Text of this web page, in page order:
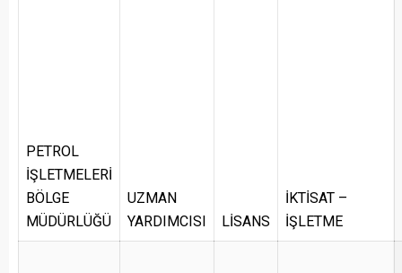
PETROL
İŞLETMELERİ
BÖLGE
MÜDÜRLÜĞÜ
UZMAN
YARDIMCISI
LİSANS
İKTİSAT –
İŞLETME